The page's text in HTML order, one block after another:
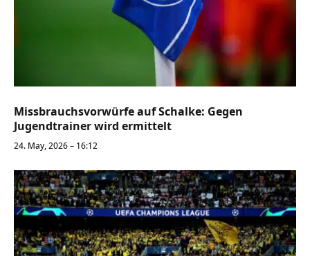
Missbrauchsvorwürfe auf Schalke: Gegen
Jugendtrainer wird ermittelt
24. May, 2026 – 16:12